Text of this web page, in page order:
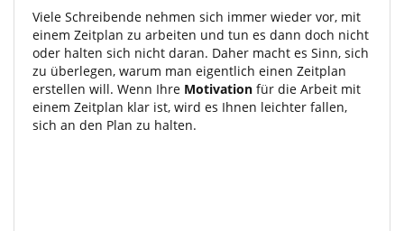
Viele Schreibende nehmen sich immer wieder vor, mit
einem Zeitplan zu arbeiten und tun es dann doch nicht
oder halten sich nicht daran. Daher macht es Sinn, sich
zu überlegen, warum man eigentlich einen Zeitplan
erstellen will. Wenn Ihre Motivation für die Arbeit mit
einem Zeitplan klar ist, wird es Ihnen leichter fallen,
sich an den Plan zu halten.